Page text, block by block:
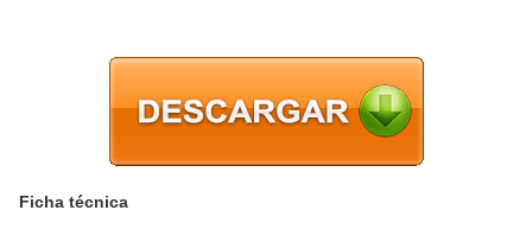
Ficha técnica